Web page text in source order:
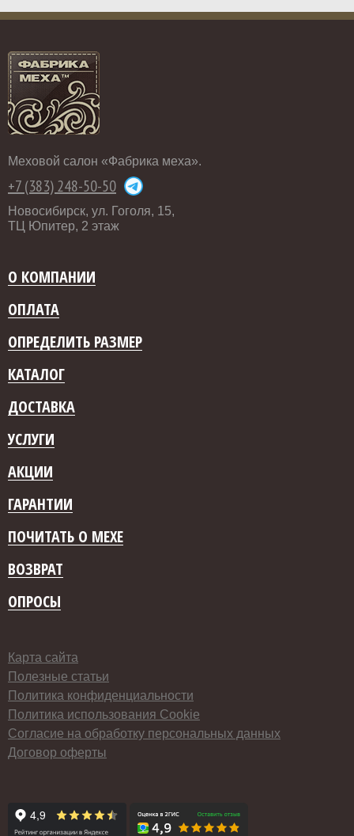
Меховой салон «Фабрика меха».
+7 (383) 248-50-50
Новосибирск, ул. Гоголя, 15,
ТЦ Юпитер, 2 этаж
О КОМПАНИИ
ОПЛАТА
ОПРЕДЕЛИТЬ РАЗМЕР
КАТАЛОГ
ДОСТАВКА
УСЛУГИ
АКЦИИ
ГАРАНТИИ
ПОЧИТАТЬ О МЕХЕ
ВОЗВРАТ
ОПРОСЫ
Карта сайта
Полезные статьи
Политика конфиденциальности
Политика использования Cookie
Согласие на обработку персональных данных
Договор оферты